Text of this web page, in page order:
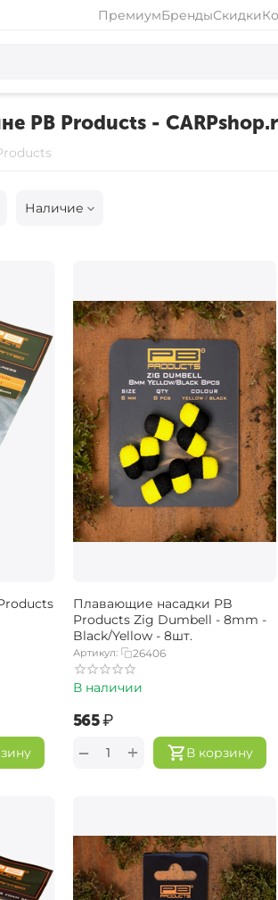
ПремиумБрендыСкидки
PB Products -
Наличие
Плавающие насадки PB
Products Zig Dumbell - 8mm -
Black/Yellow - 8шт.
Артикул: 26406
В наличии
‍565‍₽
В корзину
+
−